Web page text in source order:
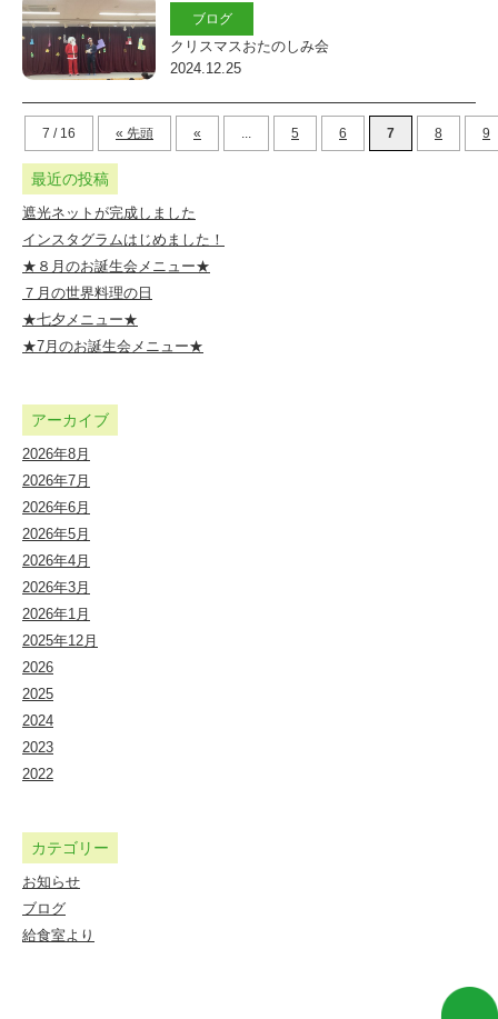
ブログ
クリスマスおたのしみ会
2024.12.25
7 / 16 « 先頭 « ... 5 6 7 8 9
最近の投稿
遮光ネットが完成しました
インスタグラムはじめました！
★８月のお誕生会メニュー★
７月の世界料理の日
★七夕メニュー★
★7月のお誕生会メニュー★
アーカイブ
2026年8月
2026年7月
2026年6月
2026年5月
2026年4月
2026年3月
2026年1月
2025年12月
2026
2025
2024
2023
2022
カテゴリー
お知らせ
ブログ
給食室より